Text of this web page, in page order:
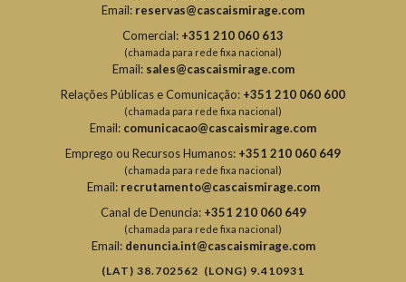
Email: reservas@cascaismirage.com
Comercial: +351 210 060 613
(chamada para rede fixa nacional)
Email: sales@cascaismirage.com
Relações Públicas e Comunicação: +351 210 060 600
(chamada para rede fixa nacional)
Email: comunicacao@cascaismirage.com
Emprego ou Recursos Humanos: +351 210 060 649
(chamada para rede fixa nacional)
Email: recrutamento@cascaismirage.com
Canal de Denuncia: +351 210 060 649
(chamada para rede fixa nacional)
Email: denuncia.int@cascaismirage.com
(LAT) 38.702562 (LONG) 9.410931